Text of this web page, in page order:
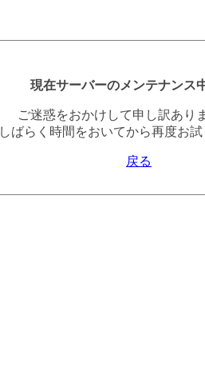
現在サーバーのメンテナンス
ご迷惑をおかけして申し訳あり
しばらく時間をおいてから再度お試
戻る